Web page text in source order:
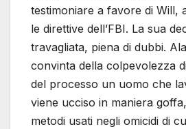
testimoniare a favore di Will,
le direttive dell’FBI. La sua
travagliata, piena di dubbi.
convinta della colpevolezza
del processo un uomo che
viene ucciso in maniera
metodi usati negli omicidi di